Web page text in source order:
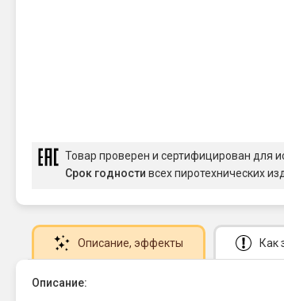
Товар проверен и сертифицирован для
Срок годности всех пиротехнических
Описание, эффекты Как
Описание: